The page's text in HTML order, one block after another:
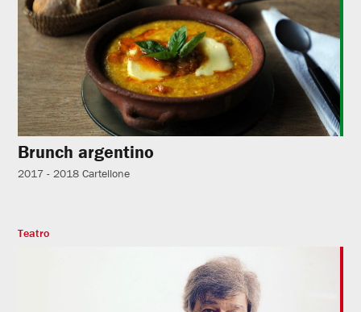
Brunch argentino
2017 - 2018 Cartellone
Teatro